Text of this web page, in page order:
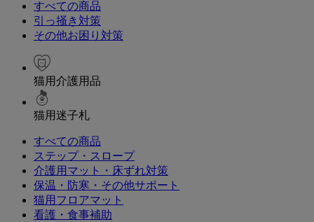
すべての商品
引っ掻き対策
その他お困り対策
猫用介護用品
猫用迷子札
すべての商品
ステップ・スロープ
介護用マット・床ずれ対策
保温・防寒・その他サポート
猫用フロアマット
看護・食事補助